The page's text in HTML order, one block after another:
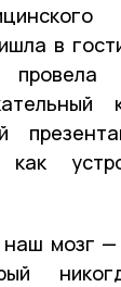
в
наш мозг